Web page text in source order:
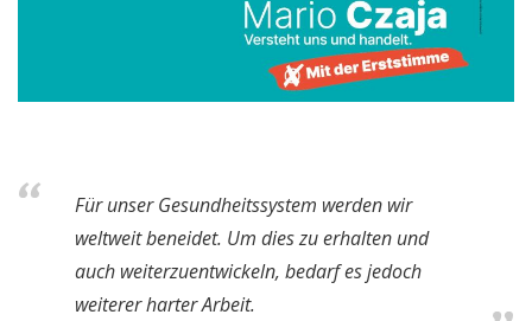
Für unser Gesundheitssystem werden wir
weltweit beneidet. Um dies zu erhalten und
auch weiterzuentwickeln, bedarf es jedoch
weiterer harter Arbeit.